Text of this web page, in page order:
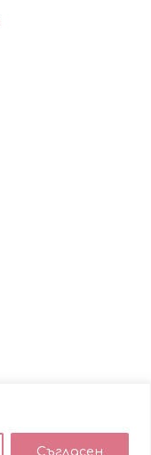
Съгласен